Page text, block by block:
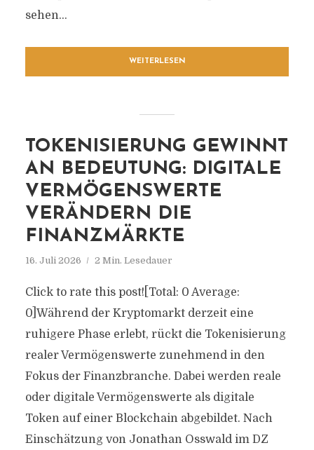
sehen...
WEITERLESEN
TOKENISIERUNG GEWINNT
AN BEDEUTUNG: DIGITALE
VERMÖGENSWERTE
VERÄNDERN DIE
FINANZMÄRKTE
16. Juli 2026 2 Min. Lesedauer
Click to rate this post![Total: 0 Average:
0]Während der Kryptomarkt derzeit eine
ruhigere Phase erlebt, rückt die Tokenisierung
realer Vermögenswerte zunehmend in den
Fokus der Finanzbranche. Dabei werden reale
oder digitale Vermögenswerte als digitale
Token auf einer Blockchain abgebildet. Nach
Einschätzung von Jonathan Osswald im DZ